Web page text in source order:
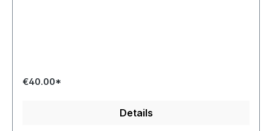
€40.00*
Details